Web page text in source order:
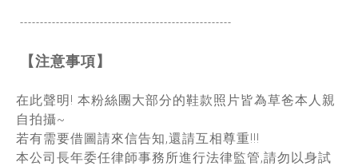
-----------------------------------------------------
【注意事項】
在此聲明! 本粉絲團大部分的鞋款照片皆為草爸本人親
自拍攝~
若有需要借圖請來信告知,還請互相尊重!!!
本公司長年委任律師事務所進行法律監管,請勿以身試